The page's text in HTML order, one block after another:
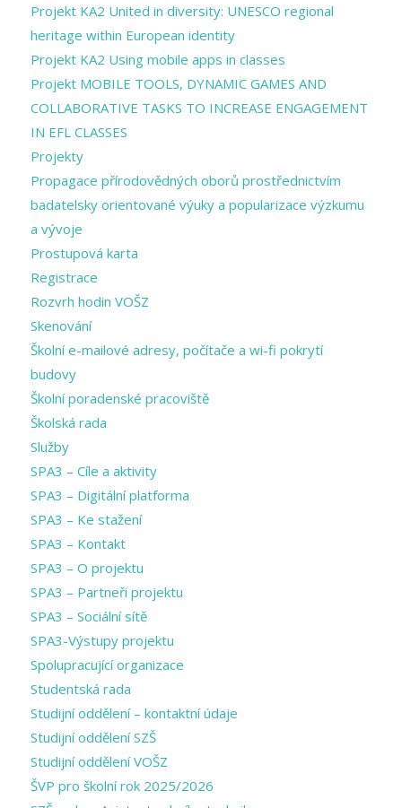
Projekt KA2 United in diversity: UNESCO regional
heritage within European identity
Projekt KA2 Using mobile apps in classes
Projekt MOBILE TOOLS, DYNAMIC GAMES AND
COLLABORATIVE TASKS TO INCREASE ENGAGEMENT
IN EFL CLASSES
Projekty
Propagace přírodovědných oborů prostřednictvím
badatelsky orientované výuky a popularizace výzkumu
a vývoje
Prostupová karta
Registrace
Rozvrh hodin VOŠZ
Skenování
Školní e-mailové adresy, počítače a wi-fi pokrytí
budovy
Školní poradenské pracoviště
Školská rada
Služby
SPA3 – Cíle a aktivity
SPA3 – Digitální platforma
SPA3 – Ke stažení
SPA3 – Kontakt
SPA3 – O projektu
SPA3 – Partneři projektu
SPA3 – Sociální sítě
SPA3-Výstupy projektu
Spolupracující organizace
Studentská rada
Studijní oddělení – kontaktní údaje
Studijní oddělení SZŠ
Studijní oddělení VOŠZ
ŠVP pro školní rok 2025/2026